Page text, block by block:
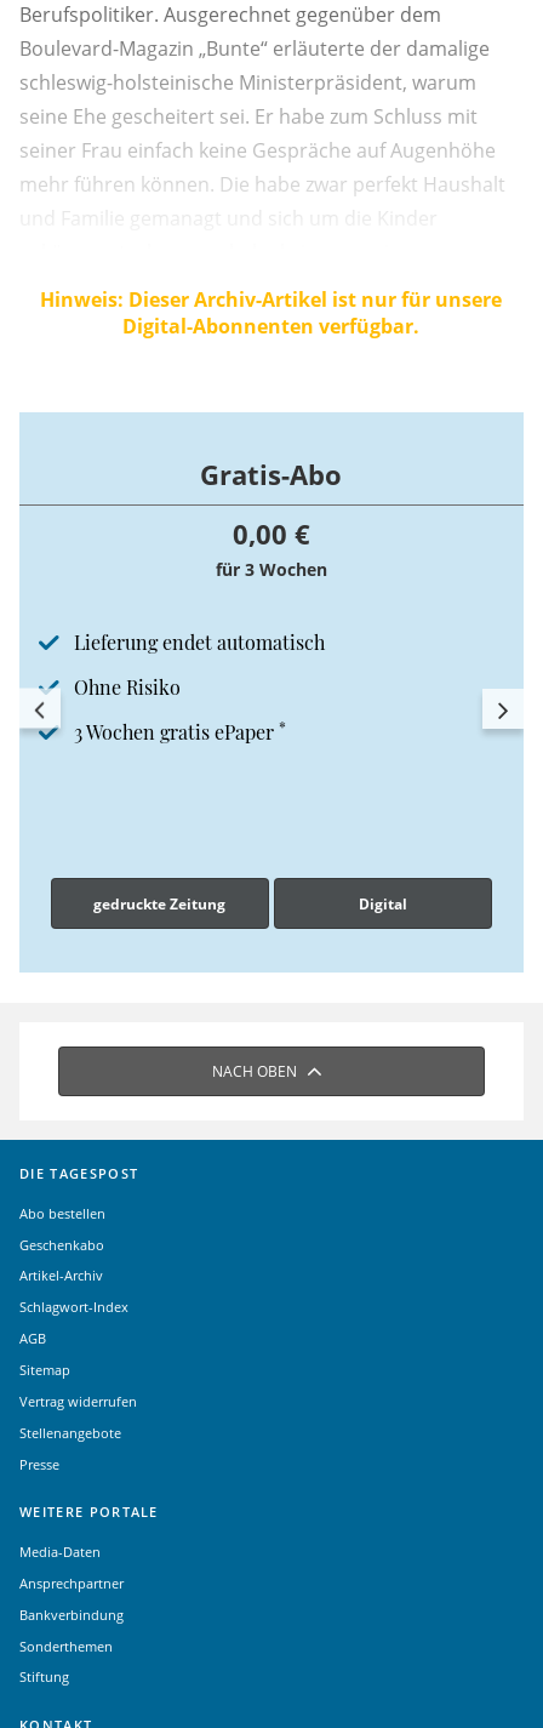
Berufspolitiker. Ausgerechnet gegenüber dem
Boulevard-Magazin „Bunte“ erläuterte der damalige
schleswig-holsteinische Ministerpräsident, warum
seine Ehe gescheitert sei. Er habe zum Schluss mit
seiner Frau einfach keine Gespräche auf Augenhöhe
mehr führen können. Die habe zwar perfekt Haushalt
und Familie gemanagt und sich um die Kinder
Themen mehr gehabt. In dieser Logik folgerichtig tat
sich Albig auch mit einer jüngeren Unternehmerin
Hinweis: Dieser Archiv-Artikel ist nur für unsere
Digital-Abonnenten verfügbar.
Gratis-Abo
0,00 €
für 3 Wochen
Lieferung endet automatisch
Ohne Risiko
3 Wochen gratis ePaper *
gedruckte Zeitung Digital
NACH OBEN
DIE TAGESPOST
Abo bestellen
Geschenkabo
Artikel-Archiv
Schlagwort-Index
AGB
Sitemap
Vertrag widerrufen
Stellenangebote
Presse
WEITERE PORTALE
Media-Daten
Ansprechpartner
Bankverbindung
Sonderthemen
Stiftung